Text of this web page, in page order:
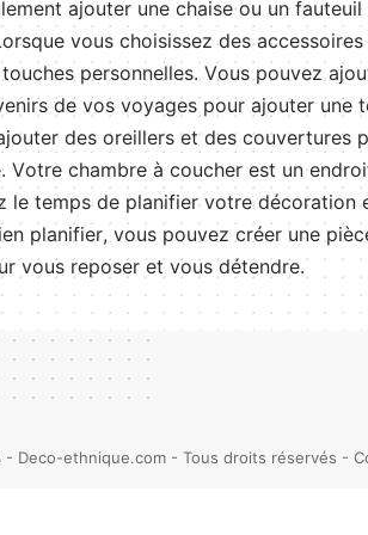
ement ajouter une chaiseou unfauteuil
orsque vous choisissez desaccessoires
touchespersonnelles.Vouspouvezaj
irs de vos voyagespour ajouter une
jouter des oreillers etdes couvertures
. Votre chambre àcoucher est unend
le tempsde planifiervotredécoration
ien planifier,vous pouvez créer une piè
vous reposer etvousdétendre.
Deco-ethnique.com - Tous droits réservés -